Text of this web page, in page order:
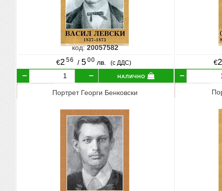
код:20057582
€2 56 / 5 00 лв. (с ДДС)
налично
€2
Портрет Георги Бенковски